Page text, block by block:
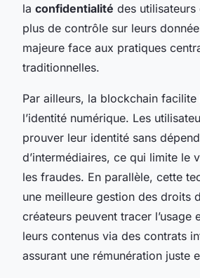
la confidentialité des
plus de contrôle sur leurs
majeure face aux pratiques
traditionnelles.
Par ailleurs, la blockchain
l’identité numérique. Les
prouver leur identité sans
d’intermédiaires, ce qui limite le
les fraudes. En parallèle, cette
une meilleure gestion des droits
créateurs peuvent tracer l’usage
leurs contenus via des contrats
assurant une rémunération juste